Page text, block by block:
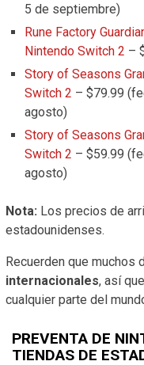
5 de septiembre)
Rune Factory
Nintendo Switch 2 –
Story of Seasons
Switch 2 – $79.99
agosto)
Story of Seasons
Switch 2 – $59.99
agosto)
Nota: Los precios de
estadounidenses.
Recuerden que muchos
internacionales, así
cualquier parte del
PREVENTA DE
TIENDAS DE